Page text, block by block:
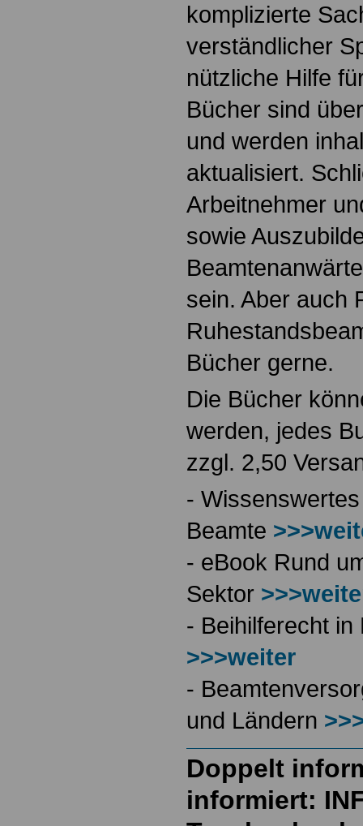
komplizierte
verständlicher
nützliche Hilfe
Bücher sind
und werden
aktualisiert.
Arbeitnehmer
sowie
sein. Aber auch
Bücher gerne.
Die Bücher
werden, jedes
zzgl. 2,50
-
Beamte
- eBook Rund
Sektor
- Beihilferecht
>>>weiter
-
und Ländern
Doppelt
informiert: